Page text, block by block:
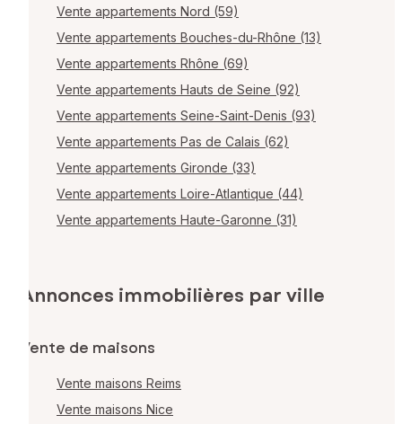
Vente appartements Nord (59)
Vente appartements Bouches-du-Rhône (13)
Vente appartements Rhône (69)
Vente appartements Hauts de Seine (92)
Vente appartements Seine-Saint-Denis (93)
Vente appartements Pas de Calais (62)
Vente appartements Gironde (33)
Vente appartements Loire-Atlantique (44)
Vente appartements Haute-Garonne (31)
Annonces immobilières par ville
Vente de maisons
Vente maisons Reims
Vente maisons Nice